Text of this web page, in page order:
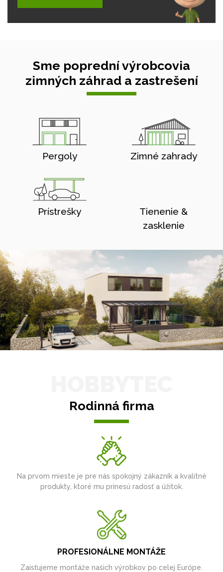
Sme poprední výrobcovia
zimných záhrad a zastrešení
Pergoly Zimné zahrady
Prístrešky
Tienenie &
zasklenie
Rodinná firma
Na prvom mieste je pre nás spokojný zákazník a kvalitné
produkty, ktoré mu prinesú radosť a úžitok.
PROFESIONÁLNE MONTÁŽE
Zaisťujeme montáže našich výrobkov po celej Európe.